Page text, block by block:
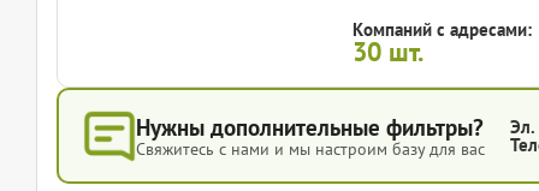
Компаний с адресами:
30 шт.
Нужны дополнительные фильтры?
Свяжитесь с нами и мы настроим базу для вас
Эл.